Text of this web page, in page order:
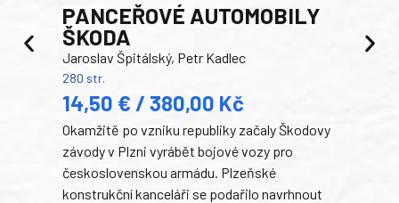
PANCEŘOVÉ AUTOMOBILY
ŠKODA
Jaroslav Špitálský, Petr Kadlec
280 str.
14,50 € / 380,00 Kč
Okamžitě po vzniku republiky začaly Škodovy
závody v Plzni vyrábět bojové vozy pro
československou armádu. Plzeňské
konstrukční kanceláři se podařilo navrhnout